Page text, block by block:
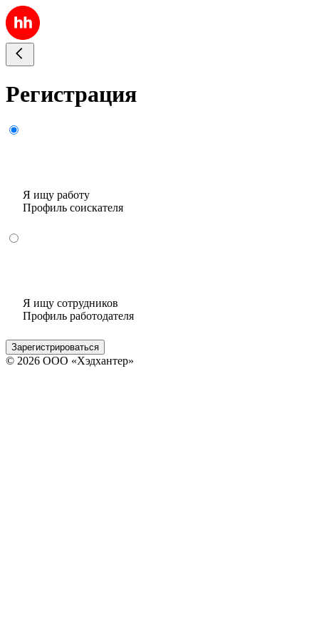
Регистрация
Я ищу работу
Профиль соискателя
Я ищу сотрудников
Профиль работодателя
Зарегистрироваться
© 2026 ООО «Хэдхантер»